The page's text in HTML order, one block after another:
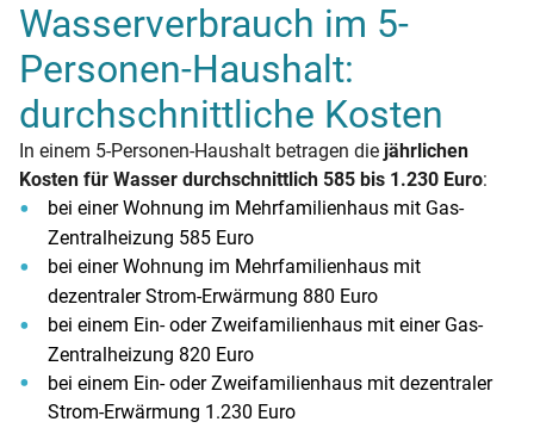
Wasserverbrauch im 5-
Personen-Haushalt:
durchschnittliche Kosten
In einem 5-Personen-Haushalt betragen die jährlichen
Kosten für Wasser durchschnittlich 585 bis 1.230 Euro:
bei einer Wohnung im Mehrfamilienhaus mit Gas-
Zentralheizung 585 Euro
bei einer Wohnung im Mehrfamilienhaus mit
dezentraler Strom-Erwärmung 880 Euro
bei einem Ein- oder Zweifamilienhaus mit einer Gas-
Zentralheizung 820 Euro
bei einem Ein- oder Zweifamilienhaus mit dezentraler
Strom-Erwärmung 1.230 Euro